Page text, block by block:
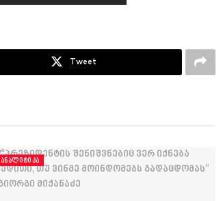
Tweet
ᲐᲜᲐᲚᲘᲢᲘᲙᲐ